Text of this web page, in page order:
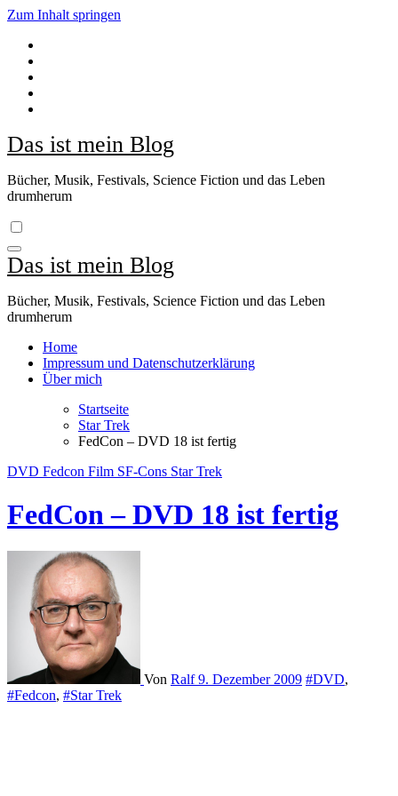
Zum Inhalt springen
Das ist mein Blog
Bücher, Musik, Festivals, Science Fiction und das Leben
drumherum
Das ist mein Blog
Bücher, Musik, Festivals, Science Fiction und das Leben
drumherum
Home
Impressum und Datenschutzerklärung
Über mich
Startseite
Star Trek
FedCon – DVD 18 ist fertig
DVD Fedcon Film SF-Cons Star Trek
FedCon – DVD 18 ist fertig
Von Ralf9. Dezember 2009 #DVD,
#Fedcon, #Star Trek